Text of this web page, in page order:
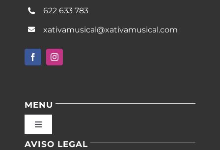
622 633 783
xativamusical@xativamusical.com
MENU
Toggle
AVISO LEGAL